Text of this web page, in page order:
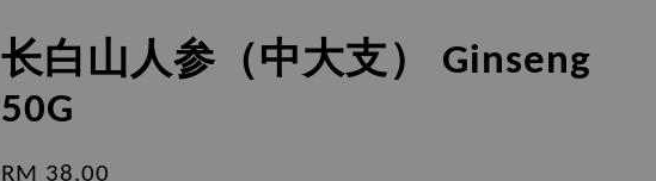
长白山人参（中大支） Ginseng
50G
RM 38.00